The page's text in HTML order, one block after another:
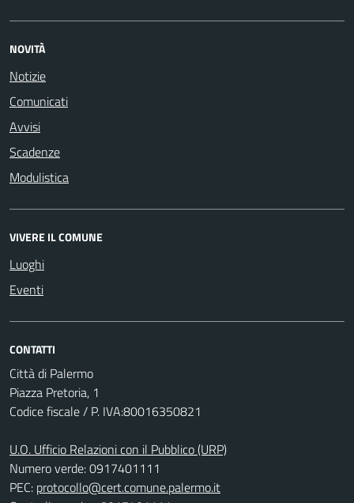
NOVITÀ
Notizie
Comunicati
Avvisi
Scadenze
Modulistica
VIVERE IL COMUNE
Luoghi
Eventi
CONTATTI
Città di Palermo
Piazza Pretoria, 1
Codice fiscale / P. IVA:80016350821
U.O. Ufficio Relazioni con il Pubblico (URP)
Numero verde: 0917401111
PEC: protocollo@cert.comune.palermo.it